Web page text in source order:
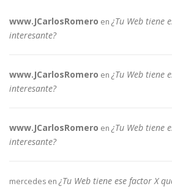
www.JCarlosRomero en ¿Tu Web tiene
interesante?
www.JCarlosRomero en ¿Tu Web tiene
interesante?
www.JCarlosRomero en ¿Tu Web tiene
interesante?
mercedes en ¿Tu Web tiene ese factor X